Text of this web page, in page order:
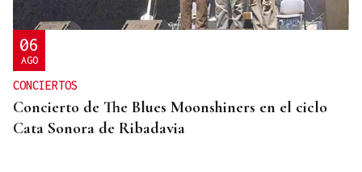
06
AGO
CONCIERTOS
Concierto de The Blues Moonshiners en el ciclo
Cata Sonora de Ribadavia